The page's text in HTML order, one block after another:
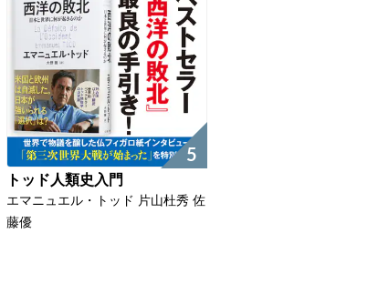
5
トッド人類史入門
エマニュエル・トッド 片山杜秀 佐
藤優